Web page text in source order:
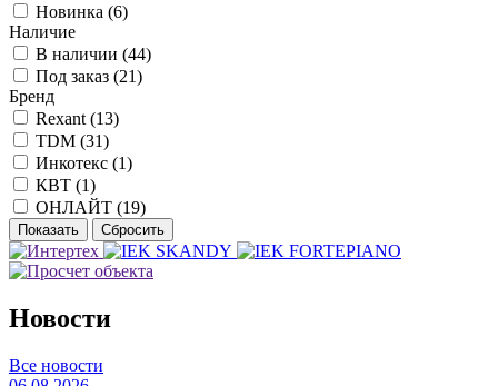
Новинка (6)
Наличие
В наличии (44)
Под заказ (21)
Бренд
Rexant (13)
TDM (31)
Инкотекс (1)
КВТ (1)
ОНЛАЙТ (19)
Новости
Все новости